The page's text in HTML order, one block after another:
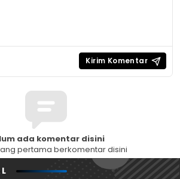
ada komentar disini
pertama berkomentar disini